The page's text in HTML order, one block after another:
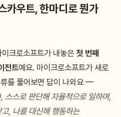
카우트, 한마디로 뭔가
이크로소프트가 내놓은 첫 번째
전트예요. 마이크로소프트가 새로
를 풀어보면 답이 나와요 —
스로 판단해 자율적으로 일하며,
, 나를 대신해 행동하는